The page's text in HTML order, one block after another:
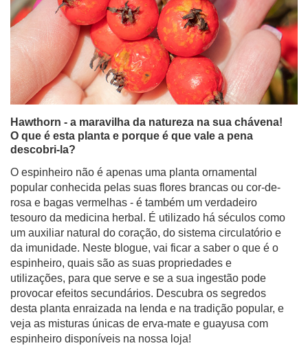
Hawthorn - a maravilha da natureza na sua chávena!
O que é esta planta e porque é que vale a pena
descobri-la?
O espinheiro não é apenas uma planta ornamental
popular conhecida pelas suas flores brancas ou cor-de-
rosa e bagas vermelhas - é também um verdadeiro
tesouro da medicina herbal. É utilizado há séculos como
um auxiliar natural do coração, do sistema circulatório e
da imunidade. Neste blogue, vai ficar a saber o que é o
espinheiro, quais são as suas propriedades e
utilizações, para que serve e se a sua ingestão pode
provocar efeitos secundários. Descubra os segredos
desta planta enraizada na lenda e na tradição popular, e
veja as misturas únicas de erva-mate e guayusa com
espinheiro disponíveis na nossa loja!